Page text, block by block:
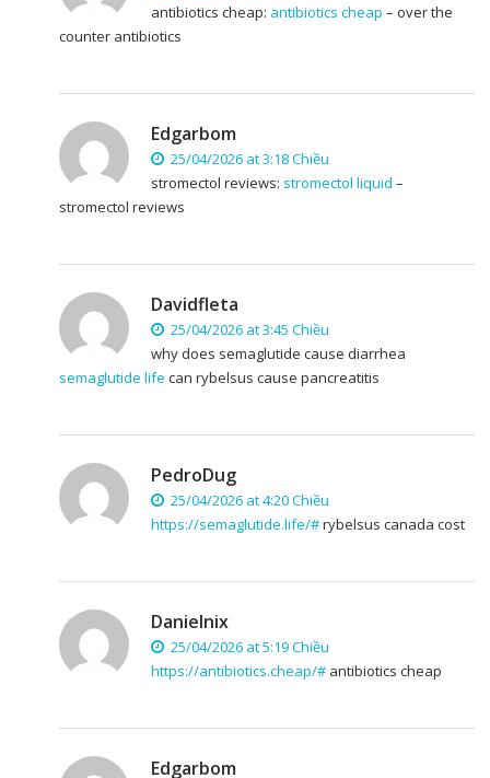
antibiotics cheap: antibiotics cheap – over the
counter antibiotics
Edgarbom
25/04/2026 at 3:18 Chiều
stromectol reviews: stromectol liquid –
stromectol reviews
Davidfleta
25/04/2026 at 3:45 Chiều
why does semaglutide cause diarrhea
semaglutide life can rybelsus cause pancreatitis
PedroDug
25/04/2026 at 4:20 Chiều
https://semaglutide.life/#rybelsus canada cost
Danielnix
25/04/2026 at 5:19 Chiều
https://antibiotics.cheap/#antibiotics cheap
Edgarbom